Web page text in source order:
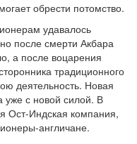
обрести потомство.
удавалось
после смерти Акбара
а после воцарения
традиционного
деятельность. Новая
уже с новой силой. В
Ост-Индская компания,
англичане.